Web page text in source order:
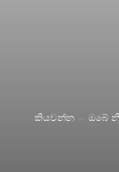
කියවන්න
ඔබේ